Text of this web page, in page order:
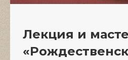
Лекция и